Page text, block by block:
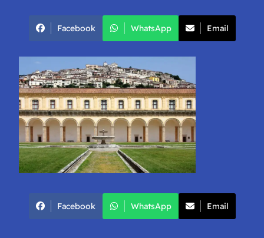
Facebook WhatsApp Email
Facebook WhatsApp Email